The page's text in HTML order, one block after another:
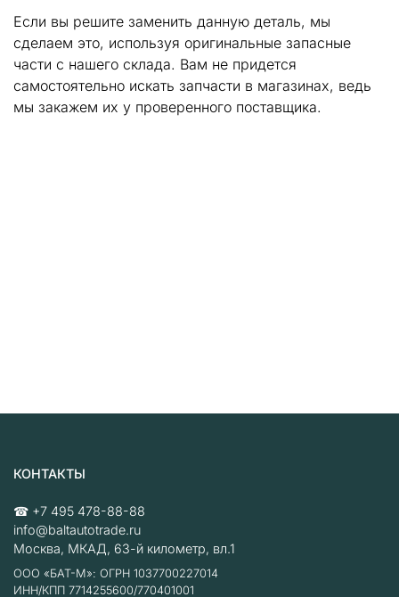
Если вы решите заменить данную деталь, мы
сделаем это, используя оригинальные запасные
части с нашего склада. Вам не придется
самостоятельно искать запчасти в магазинах, ведь
мы закажем их у проверенного поставщика.
КОНТАКТЫ
☎ +7 495 478-88-88
info@baltautotrade.ru
Москва, МКАД, 63-й километр, вл.1
ООО «БАТ-М»: ОГРН 1037700227014
ИНН/КПП 7714255600/770401001